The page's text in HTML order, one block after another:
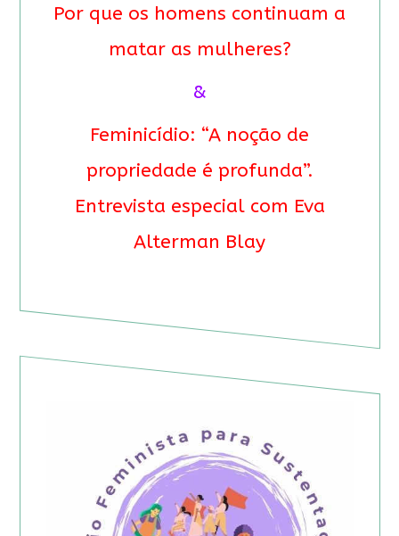
Por que os homens continuam a
matar as mulheres?
&
Feminicídio: “A noção de
propriedade é profunda”.
Entrevista especial com Eva
Alterman Blay